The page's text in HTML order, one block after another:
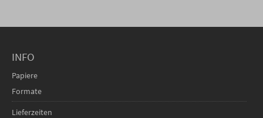
INFO
Papiere
Formate
Lieferzeiten